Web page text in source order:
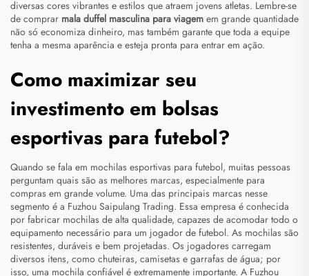
diversas cores vibrantes e estilos que atraem jovens atletas. Lembre-se
de comprar mala duffel masculina para viagem em grande quantidade
não só economiza dinheiro, mas também garante que toda a equipe
tenha a mesma aparência e esteja pronta para entrar em ação.
Como maximizar seu
investimento em bolsas
esportivas para futebol?
Quando se fala em mochilas esportivas para futebol, muitas pessoas
perguntam quais são as melhores marcas, especialmente para
compras em grande volume. Uma das principais marcas nesse
segmento é a Fuzhou Saipulang Trading. Essa empresa é conhecida
por fabricar mochilas de alta qualidade, capazes de acomodar todo o
equipamento necessário para um jogador de futebol. As mochilas são
resistentes, duráveis e bem projetadas. Os jogadores carregam
diversos itens, como chuteiras, camisetas e garrafas de água; por
isso, uma mochila confiável é extremamente importante. A Fuzhou